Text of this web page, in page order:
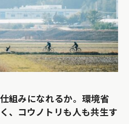
組みになれるか。環境省
、コウノトリも人も共生す